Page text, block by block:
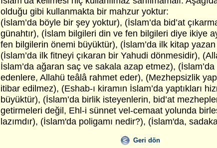
olduğu gibi kullanmakta bir mahzur yoktur:
(İslam’da böyle bir şey yoktur), (İslam’da bid’at
günahtır), (İslam bilgileri din ve fen bilgileri diye ikiye
fen bilgilerin önemi büyüktür), (İslam’da ilk kitap yazan
(İslam’da ilk fitneyi çıkaran bir Yahudi dönmesidir),
İslam’da ağaran saç ve sakala azap etmez), (İslam’da
edenlere, Allahü teâlâ rahmet eder), (Mezhepsizlik
itibar edilmez), (Eshab-ı kiramın İslam’da yaptıkları
büyüktür), (İslam’da birlik isteyenlerin, bid’at
getirmeleri değil, Ehl-i sünnet vel-cemaat yolunda
lazımdır), (İslam'da poligamı nedir?), (İslam'da,
Geri dön